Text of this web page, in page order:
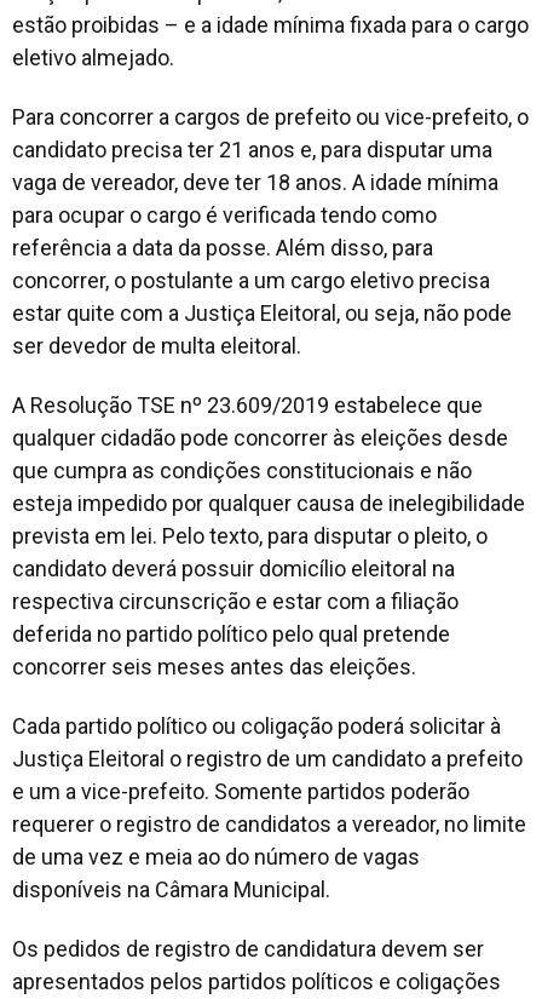
estão proibidas – e a idade mínima fixada para o cargo
eletivo almejado.
Para concorrer a cargos de prefeito ou vice-prefeito, o
candidato precisa ter 21 anos e, para disputar uma
vaga de vereador, deve ter 18 anos. A idade mínima
para ocupar o cargo é verificada tendo como
referência a data da posse. Além disso, para
concorrer, o postulante a um cargo eletivo precisa
estar quite com a Justiça Eleitoral, ou seja, não pode
ser devedor de multa eleitoral.
A Resolução TSE nº 23.609/2019 estabelece que
qualquer cidadão pode concorrer às eleições desde
que cumpra as condições constitucionais e não
esteja impedido por qualquer causa de inelegibilidade
prevista em lei. Pelo texto, para disputar o pleito, o
candidato deverá possuir domicílio eleitoral na
respectiva circunscrição e estar com a filiação
deferida no partido político pelo qual pretende
concorrer seis meses antes das eleições.
Cada partido político ou coligação poderá solicitar à
Justiça Eleitoral o registro de um candidato a prefeito
e um a vice-prefeito. Somente partidos poderão
requerer o registro de candidatos a vereador, no limite
de uma vez e meia ao do número de vagas
disponíveis na Câmara Municipal.
Os pedidos de registro de candidatura devem ser
apresentados pelos partidos políticos e coligações